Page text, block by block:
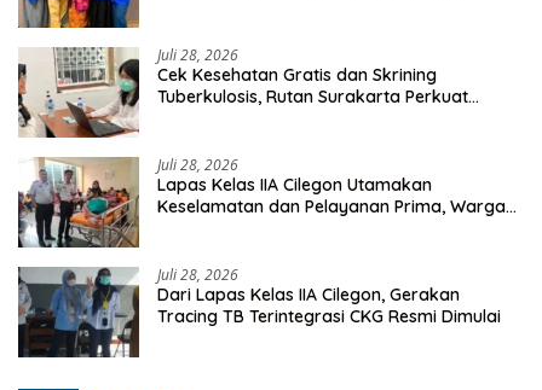
Juli 28, 2026
Cek Kesehatan Gratis dan Skrining
Tuberkulosis, Rutan Surakarta Perkuat
Juli 28, 2026
Lapas Kelas IIA Cilegon Utamakan
Keselamatan dan Pelayanan Prima, Warga
Juli 28, 2026
Dari Lapas Kelas IIA Cilegon, Gerakan
Tracing TB Terintegrasi CKG Resmi Dimulai